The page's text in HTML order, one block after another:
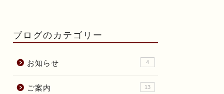
ブログのカテゴリー
お知らせ 4
ご案内 13